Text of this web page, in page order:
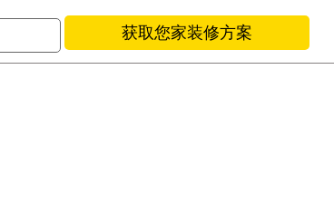
获取您家装修方案